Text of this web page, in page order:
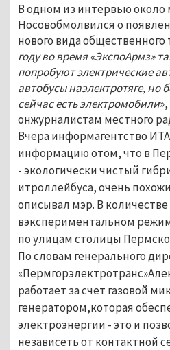
В одном из интервью около
Носовобмолвился о
нового вида общественного
году во время «ЭкспоАрмз»
попробуют электрические
автобусы наэлектротяге, но
сейчас есть электромобили
онжурналистам местного
Вчера информагентство
информацию отом, что в
- экологически чистый
итроллейбуса, очень
описывал мэр. В количестве
вэкспериментальном
по улицам столицы
По словам генерального
работает за счет газовой
генератором,которая
электроэнергии - это и
независеть от контактной